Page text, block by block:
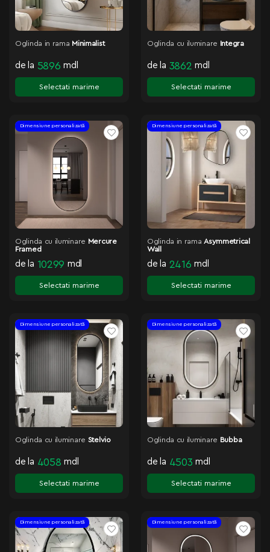
Oglinda in rama Minimalist
de la 5896 mdl
Selectati marime
Oglinda cu iluminare Integra
de la 3862 mdl
Selectati marime
Dimensiune personalizată
Oglinda cu iluminare Mercure
Framed
de la 10299 mdl
Selectati marime
Dimensiune personalizată
Oglinda in rama Asymmetrical
Wall
de la 2416 mdl
Selectati marime
Dimensiune personalizată
Oglinda cu iluminare Stelvio
de la 4058 mdl
Selectati marime
Dimensiune personalizată
Oglinda cu iluminare Bubba
de la 4503 mdl
Selectati marime
Dimensiune personalizată Dimensiune personalizată